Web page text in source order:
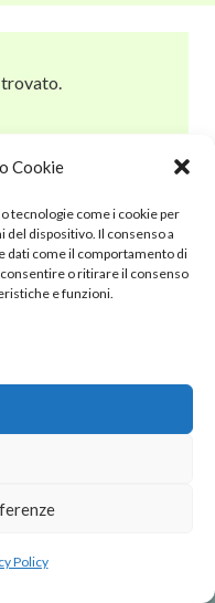
Cookie
tecnologie come i cookie per
dispositivo. Il consenso a
dati come il comportamento di
o ritirare il consenso
e funzioni.
Policy